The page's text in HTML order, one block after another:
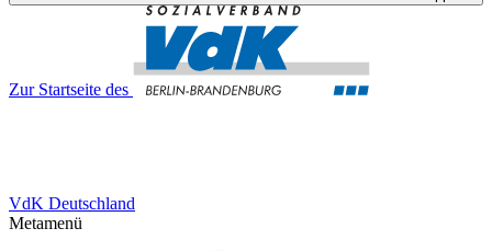
Zur Startseite des
VdK Deutschland
Metamenü